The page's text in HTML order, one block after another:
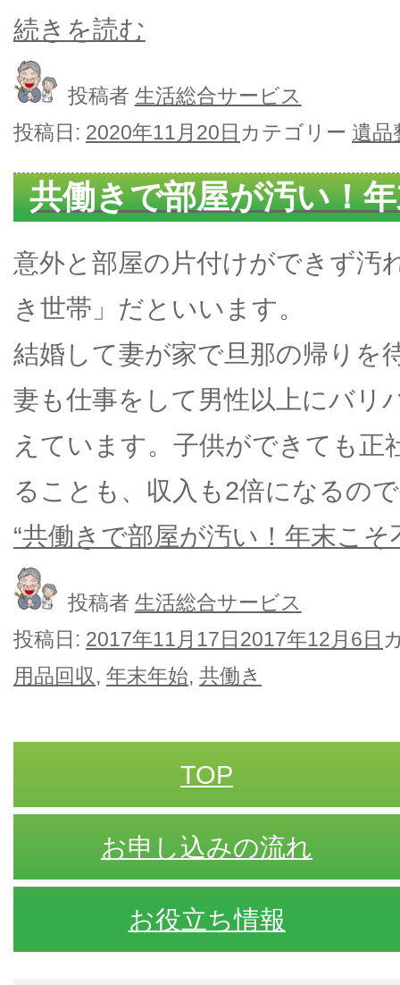
続きを読む
投稿者 生活総合サービス
投稿日: 2020年11月20日 カテゴリー 遺品
共働きで部屋が汚い！
意外と部屋の片付けができず汚
き世帯」だといいます。
結婚して妻が家で旦那の帰りを
妻も仕事をして男性以上にバリ
えています。子供ができても正
ることも、収入も2倍になるの
“共働きで部屋が汚い！年末こ
投稿者 生活総合サービス
投稿日: 2017年11月17日2017年12月6日
用品回収, 年末年始, 共働き
TOP
お申し込みの流れ
お役立ち情報